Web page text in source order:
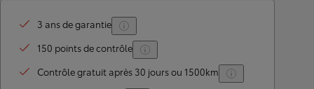
3 ans de garantie
150 points de contrôle
Contrôle gratuit après 30 jours ou 1500km